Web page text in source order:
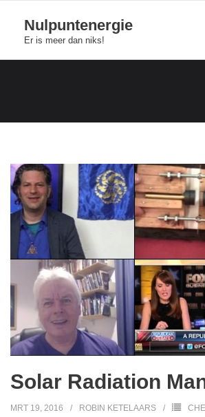
content
Nulpuntenergie
Er is meer dan niks!
Solar Radiation
MRT 19, 2016 ROBIN KETELAARS